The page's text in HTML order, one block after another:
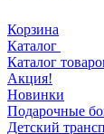
Корзина
Каталог
Каталог
Акция!
Новинки
Подарочные
Детский